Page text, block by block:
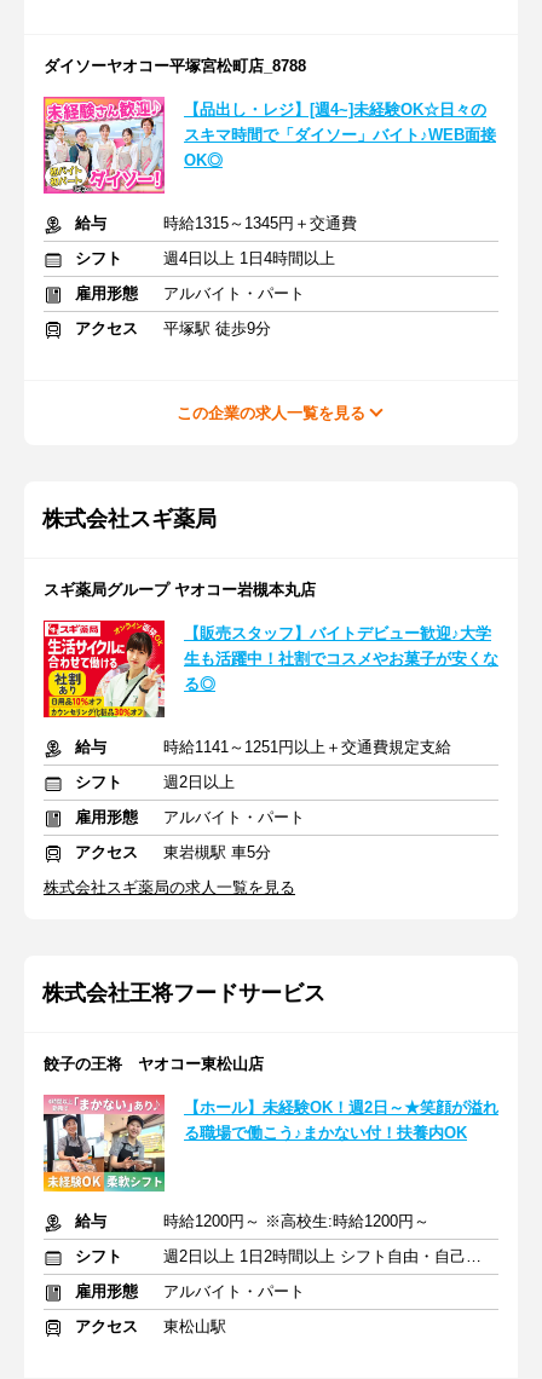
ダイソーヤオコー平塚宮松町店_8788
【品出し・レジ】[週4~]未経験OK☆日々の
スキマ時間で「ダイソー」バイト♪WEB面接
OK◎
給与
時給1315～1345円＋交通費
シフト
週4日以上 1日4時間以上
雇用形態
アルバイト・パート
アクセス
平塚駅 徒歩9分
この企業の求人一覧を見る
株式会社スギ薬局
スギ薬局グループ ヤオコー岩槻本丸店
【販売スタッフ】バイトデビュー歓迎♪大学
生も活躍中！社割でコスメやお菓子が安くな
る◎
給与
時給1141～1251円以上＋交通費規定支給
シフト
週2日以上
雇用形態
アルバイト・パート
アクセス
東岩槻駅 車5分
株式会社スギ薬局の求人一覧を見る
株式会社王将フードサービス
餃子の王将 ヤオコー東松山店
【ホール】未経験OK！週2日～★笑顔が溢れ
る職場で働こう♪まかない付！扶養内OK
給与
時給1200円～ ※高校生:時給1200円～
シフト
週2日以上 1日2時間以上 シフト自由・自己申告
雇用形態
アルバイト・パート
アクセス
東松山駅